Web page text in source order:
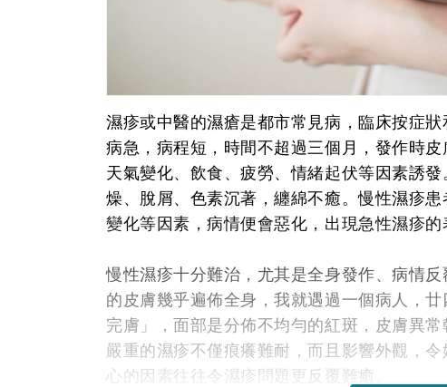
濕疹或中醫的濕瘡是都市常見病，臨床按症
病急，病程短，時間不超過三個月，發作時
天氣變化、飲食、疲勞、情緒起伏等因素誘
燥、脫屑、色素沉著，纏綿不癒。慢性濕疹
變化等因素，病情便會惡化，出現急性濕疹的
慢性濕疹十分難治，尤其是全身發作、病情
的皮膚幾乎遍佈全身，我就遇過一個病人，
完膚」，面部是分佈不均勻的紅斑，皮膚異
嚴重的濕疹不僅痕癢難耐，而且影響外觀，
心的因素往往令濕疹問題更反覆難癒。